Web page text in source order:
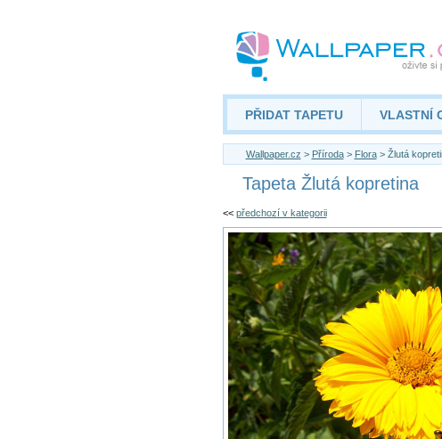
PŘIDAT TAPETU VLASTNÍ
Wallpaper.cz > Příroda> Flora> Žlutá
Tapeta Žlutá kopretina
<< předchozí v kategorii